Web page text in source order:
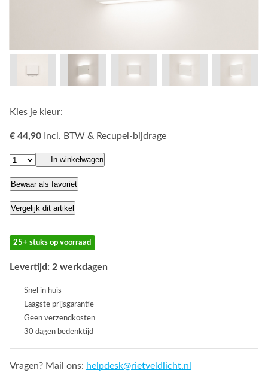
Kies je kleur:
€ 44,90 Incl. BTW & Recupel-bijdrage
In winkelwagen
Bewaar als favoriet
Vergelijk dit artikel
25+ stuks op voorraad
Levertijd: 2 werkdagen
Snel in huis
Laagste prijsgarantie
Geen verzendkosten
30 dagen bedenktijd
Vragen? Mail ons: helpdesk@rietveldlicht.nl